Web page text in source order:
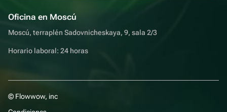
Oficina en Moscú
Moscú, terraplén Sadovnicheskaya, 9, sala 2/3
Horario laboral: 24 horas
© Flowwow, inc